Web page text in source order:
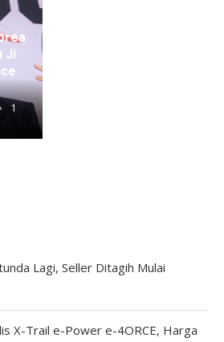
Ji
1
Lagi, Seller Ditagih Mulai
X-Trail e-Power e-4ORCE, Harga